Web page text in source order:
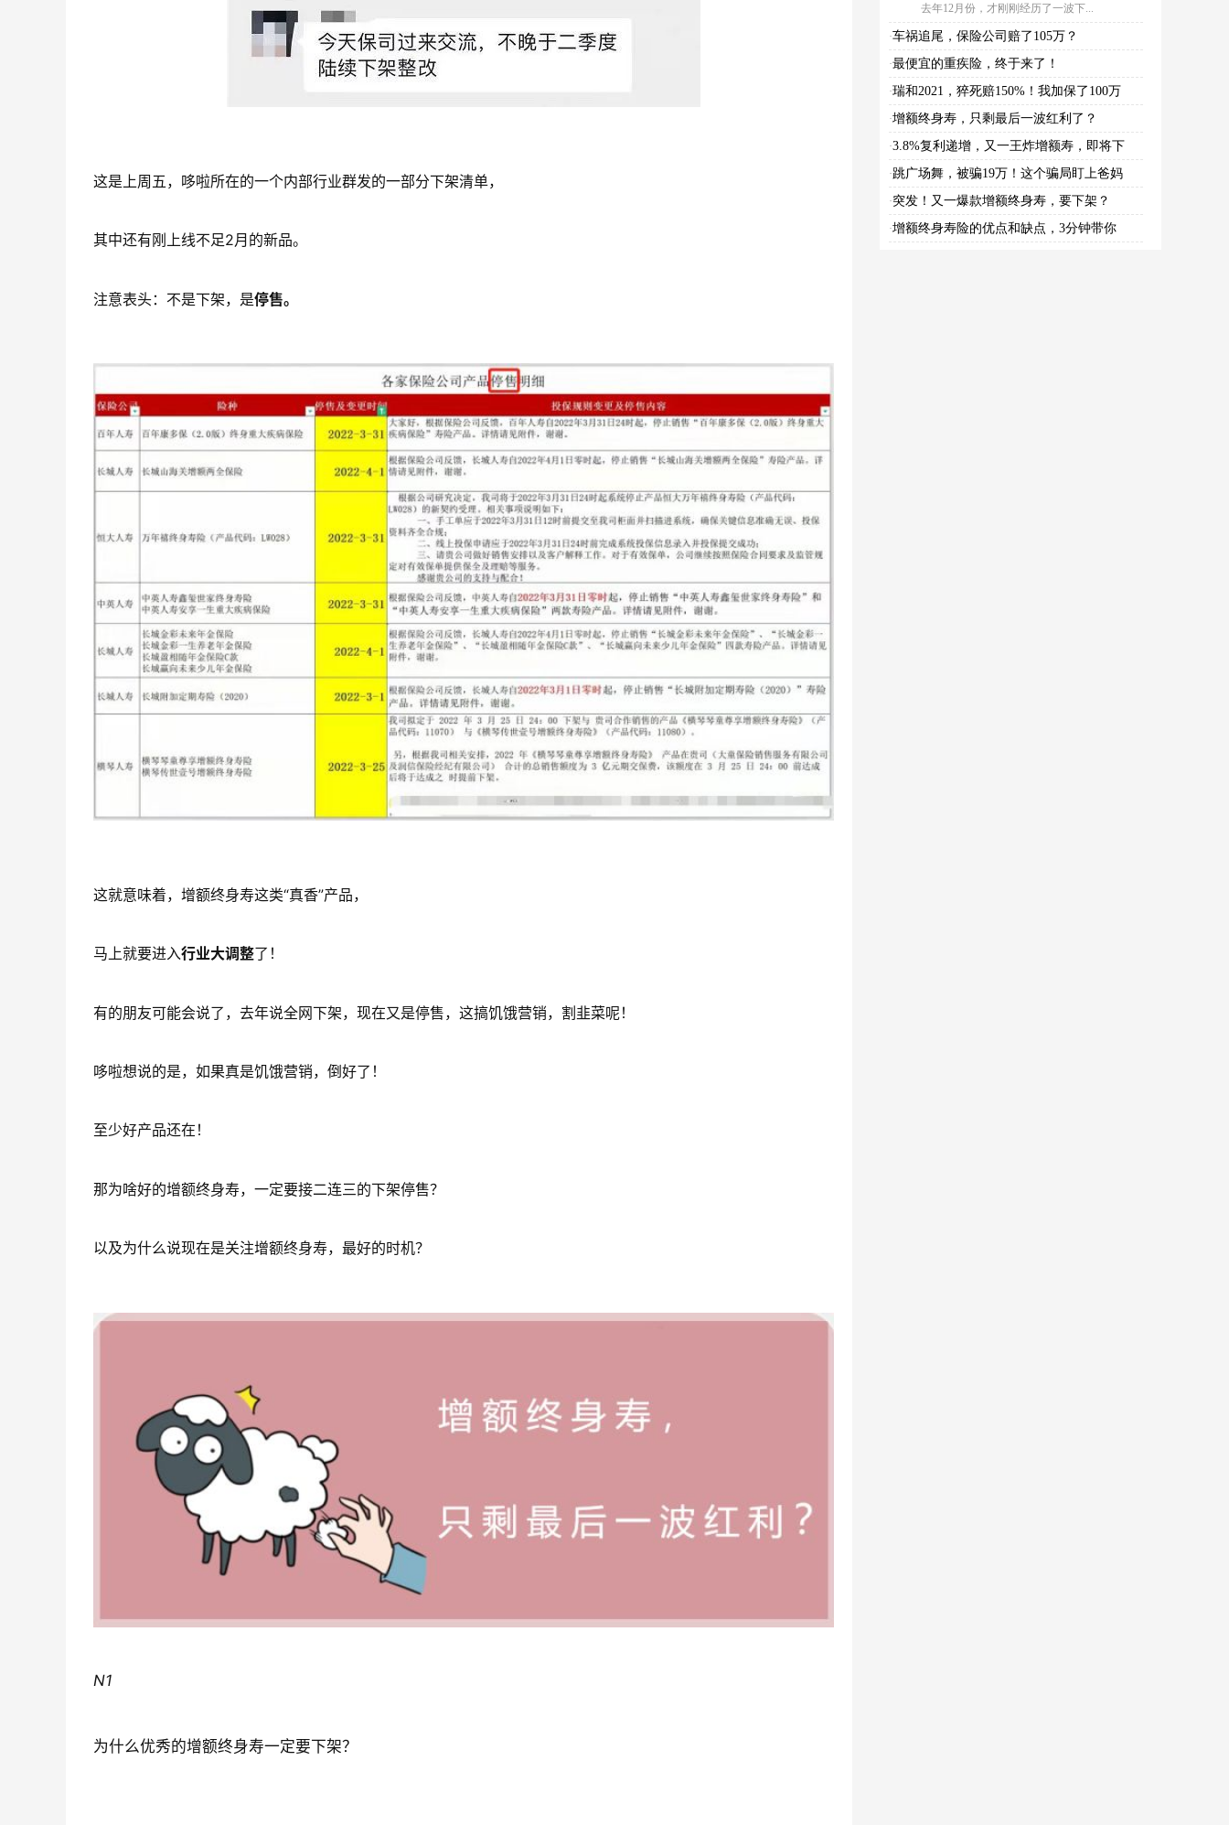
这是上周五，哆啦所在的一个内部行业群发的一部分下架清单，
其中还有刚上线不足2月的新品。
注意表头：不是下架，是停售。
这就意味着，增额终身寿这类“真香”产品，
马上就要进入行业大调整了！
有的朋友可能会说了，去年说全网下架，现在又是停售，这搞饥饿营销，割韭菜呢！
哆啦想说的是，如果真是饥饿营销，倒好了！
至少好产品还在！
那为啥好的增额终身寿，一定要接二连三的下架停售？
以及为什么说现在是关注增额终身寿，最好的时机？
N1
为什么优秀的增额终身寿一定要下架？
去年12月份，才刚刚经历了一波下...
·车祸追尾，保险公司赔了105万？
·最便宜的重疾险，终于来了！
·瑞和2021，猝死赔150%！我加保了100万
·增额终身寿，只剩最后一波红利了？
·3.8%复利递增，又一王炸增额寿，即将下
·跳广场舞，被骗19万！这个骗局盯上爸妈
·突发！又一爆款增额终身寿，要下架？
·增额终身寿险的优点和缺点，3分钟带你